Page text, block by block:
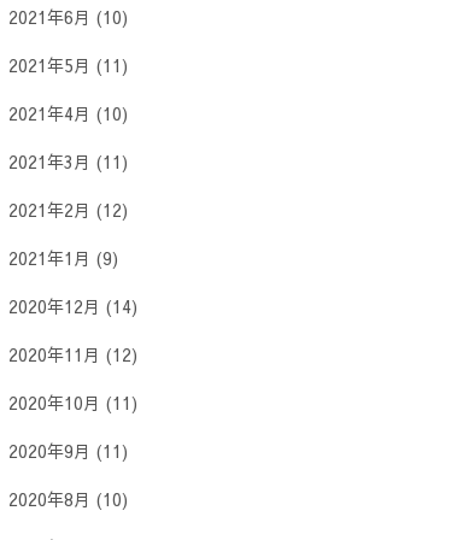
2021年6月 (10)
2021年5月 (11)
2021年4月 (10)
2021年3月 (11)
2021年2月 (12)
2021年1月 (9)
2020年12月 (14)
2020年11月 (12)
2020年10月 (11)
2020年9月 (11)
2020年8月 (10)